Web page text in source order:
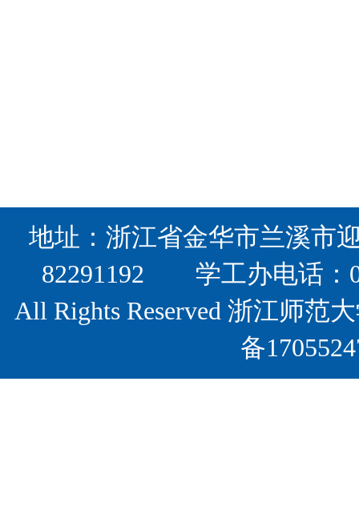
地址：浙江省金华市兰溪
82291192 学工办电话
All Rights Reserved 浙江师
备